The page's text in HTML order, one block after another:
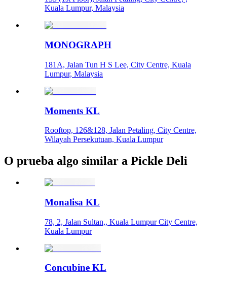
Kuala Lumpur, Malaysia
MONOGRAPH
181A, Jalan Tun H S Lee, City Centre, Kuala
Lumpur, Malaysia
Moments KL
Rooftop, 126&128, Jalan Petaling, City Centre,
Wilayah Persekutuan, Kuala Lumpur
O prueba algo similar a Pickle Deli
Monalisa KL
78, 2, Jalan Sultan,, Kuala Lumpur City Centre,
Kuala Lumpur
Concubine KL